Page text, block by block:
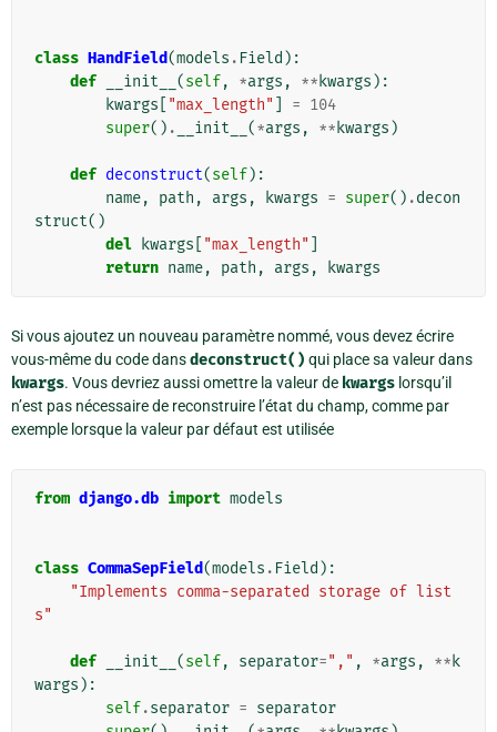
class HandField(models . Field ):
def
__init__ (self, *args , **kwargs ):
kwargs
"max_length" = 104
super() . __init__ (*args , **kwargs )
def deconstruct(self):
name, path , args , kwargs = super() .decon
struct()
del kwargs "max_length"
return name, path , args , kwargs
Si vous ajoutez un nouveau paramètre nommé, vous devez écrire
vous-même du code dansdeconstruct() qui place sa valeur dans
kwargs. Vous devriez aussi omettre la valeur de kwargs lorsqu’il
n’est pas nécessaire de reconstruire l’état du champ, comme par
exemple lorsque la valeur par défaut est utilisée
from django.db import models
class CommaSepField(models . Field ):
"Implements comma-separated storage of list
s"
def __init__ (self, separator="," , *args , **k
wargs ):
self.separator = separator